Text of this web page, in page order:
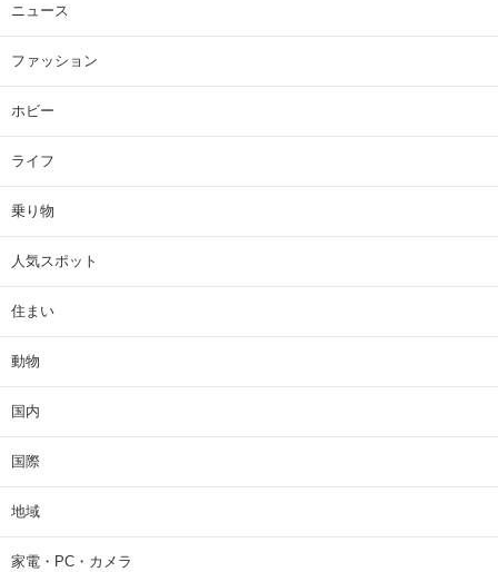
ニュース
ファッション
ホビー
ライフ
乗り物
人気スポット
住まい
動物
国内
国際
地域
家電・PC・カメラ